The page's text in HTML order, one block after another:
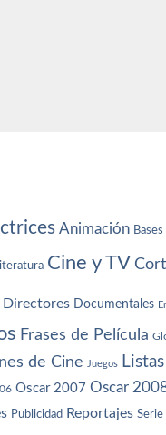
Animación
Cine y TV
Directores Documentales
Frases de Película
de Cine Juegos Listas
Oscar 2007 Oscar
Publicidad Reportajes Serie